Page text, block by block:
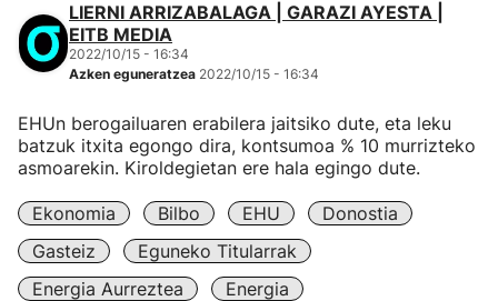
LIERNI ARRIZABALAGA | GARAZI AYESTA |
EITB MEDIA
2022/10/15 - 16:34
Azken eguneratzea 2022/10/15 - 16:34
EHUn berogailuaren erabilera jaitsiko dute, eta leku
batzuk itxita egongo dira, kontsumoa % 10 murrizteko
asmoarekin. Kiroldegietan ere hala egingo dute.
Ekonomia Bilbo EHU
Donostia
Gasteiz
Eguneko Titularrak
Energia Aurreztea
Energia